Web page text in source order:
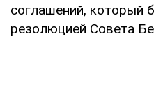
соглашений, который
резолюцией Совета